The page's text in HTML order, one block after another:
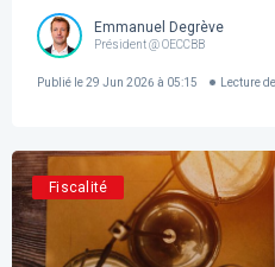
Emmanuel Degrève
Président @ OECCBB
Publié le29 Jun 2026 à 05:15 Lecture de
Fiscalité